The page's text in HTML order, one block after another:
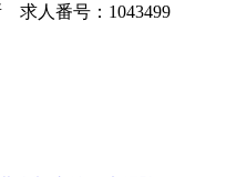
求人番号：1043499